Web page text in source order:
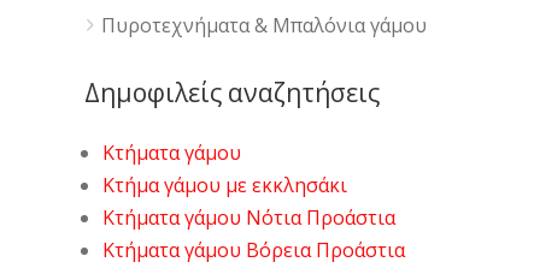
Πυροτεχνήματα & Μπαλόνια γάμου
Δημοφιλείς αναζητήσεις
Κτήματα γάμου
Κτήμα γάμου με εκκλησάκι
Κτήματα γάμου Νότια Προάστια
Κτήματα γάμου Βόρεια Προάστια